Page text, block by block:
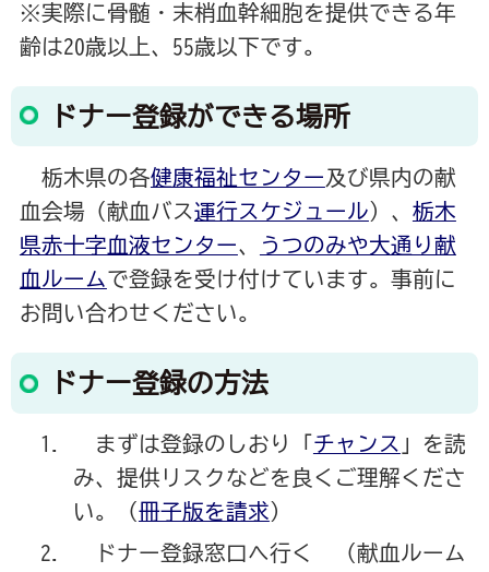
※実際に骨髄・末梢血幹細胞を提供できる年
齢は20歳以上、55歳以下です。
ドナー登録ができる場所
栃木県の各健康福祉センター 及び県内の献
血会場（献血バス 運行スケジュール ）、 栃木
県赤十字血液センター 、
うつのみや大通り献
血ルーム で登録を受け付けています。事前に
お問い合わせください。
ドナー登録の方法
まずは登録のしおり「 チャンス 」を読
み、提供リスクなどを良くご理解くださ
い。（冊子版を請求 ）
ドナー登録窓口へ行く （献血ルーム